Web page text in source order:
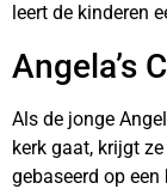
leert de kinderen
Angela’s
Als de jonge
kerk gaat, krijgt
gebaseerd op